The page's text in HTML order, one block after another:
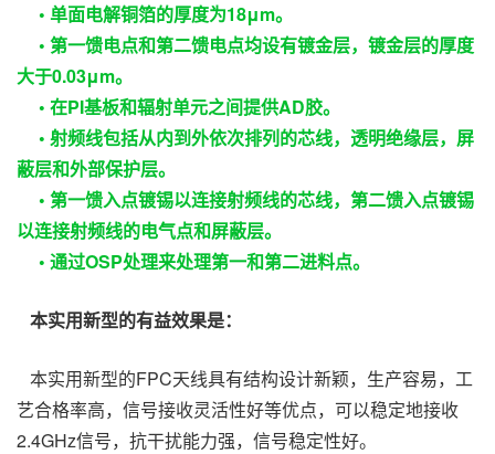
• 单面电解铜箔的厚度为18μm。
• 第一馈电点和第二馈电点均设有镀金层，镀金层的厚度
大于0.03μm。
• 在PI基板和辐射单元之间提供AD胶。
• 射频线包括从内到外依次排列的芯线，透明绝缘层，屏
蔽层和外部保护层。
• 第一馈入点镀锡以连接射频线的芯线，第二馈入点镀锡
以连接射频线的电气点和屏蔽层。
• 通过OSP处理来处理第一和第二进料点。
本实用新型的有益效果是：
本实用新型的FPC天线具有结构设计新颖，生产容易，工
艺合格率高，信号接收灵活性好等优点，可以稳定地接收
2.4GHz信号，抗干扰能力强，信号稳定性好。